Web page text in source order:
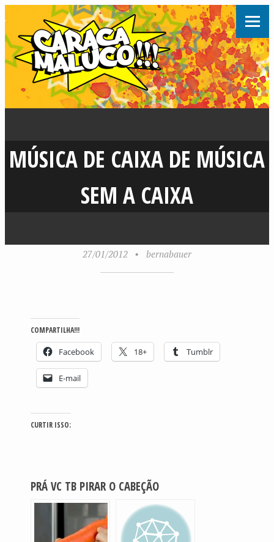
MÚSICA DE CAIXA DE MÚSICA
SEM A CAIXA
27/01/2012 • bernabauer
COMPARTILHA!!!
Facebook 18+ Tumblr
E-mail
CURTIR ISSO:
PRÁ VC TB PIRAR O CABEÇÃO